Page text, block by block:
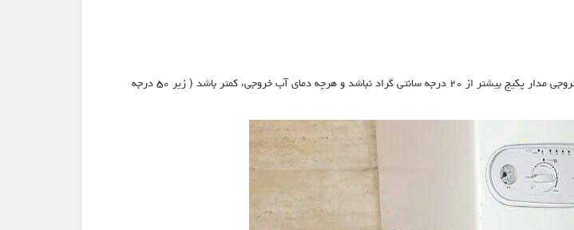
برای کارکرد صحیح دستگاه و افزایش طول مفید دستگاه بهتر است اختلاف دمای آب ورودی و خروجی مدار پکیج بیشتر از ۲۰ درجه سانتی گراد نباشد و هرچه دمای آب خروجی، کمتر باشد ( زیر ۵۰ درجه